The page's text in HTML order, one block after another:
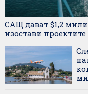
САЩ дават $1,2
изостави проектите